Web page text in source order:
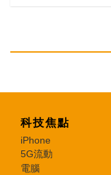
科技焦點
iPhone
5G流動
電腦